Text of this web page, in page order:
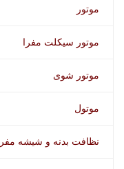
موتور
موتور سیکلت مفرا
موتور شوی
موتول
نظافت بدنه و شیشه مفرا